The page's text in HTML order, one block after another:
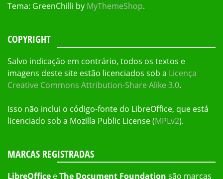
Tema: GreenChilli by MyThemeShop.
COPYRIGHT
Salvo indicação em contrário, todos os textos e
imagens deste site estão licenciados sob a Licença
Creative Commons Attribution-Share Alike 3.0.
Isso não inclui o código-fonte do LibreOffice, que está
licenciado sob a Mozilla Public License (MPLv2).
MARCAS REGISTRADAS
LibreOffice eThe Document Foundation são marcas